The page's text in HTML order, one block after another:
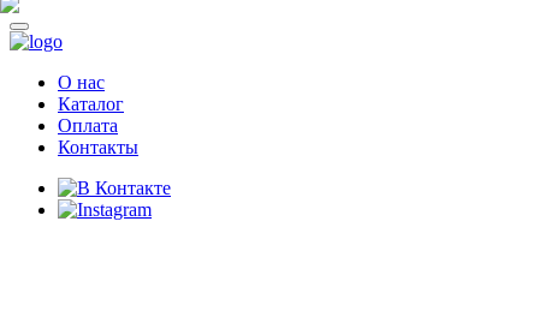
О нас
Каталог
Оплата
Контакты